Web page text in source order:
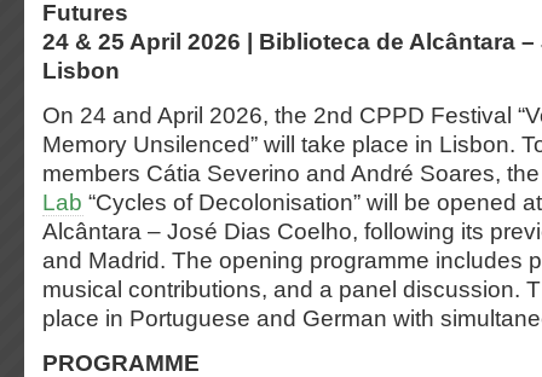
Futures
24 & 25 April 2026 | Biblioteca de Alcântara
Lisbon
On 24 and April 2026, the 2nd CPPD Festival
Memory Unsilenced” will take place in Lisbon.
members Cátia Severino and André Soares,
Lab “Cycles of Decolonisation” will be opened
Alcântara – José Dias Coelho, following its
and Madrid. The opening programme includes
musical contributions, and a panel discussion.
place in Portuguese and German with
PROGRAMME